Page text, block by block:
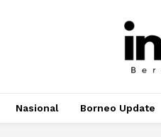
Nasional Borneo Update